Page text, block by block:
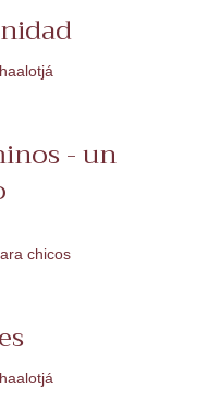
- un
chicos